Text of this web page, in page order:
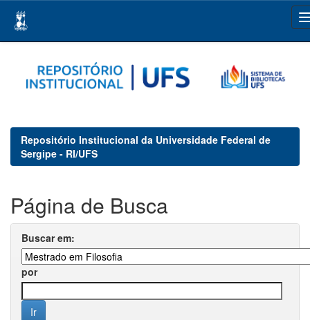
navigation
Repositório Institucional da Universidade Federal de
Sergipe - RI/UFS
Página de Busca
Buscar em:
por